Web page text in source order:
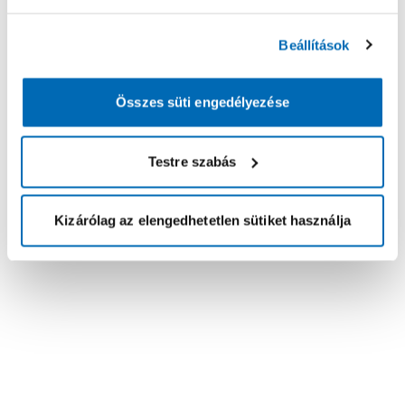
Beállítások
Összes süti engedélyezése
Testre szabás
Kizárólag az elengedhetetlen sütiket használja